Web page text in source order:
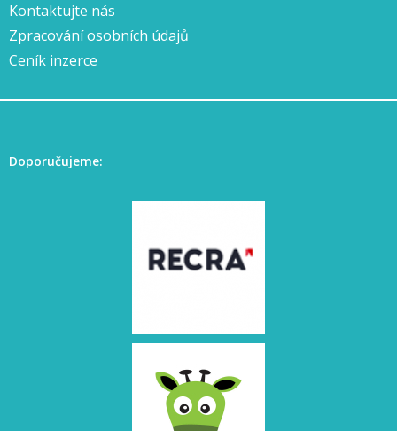
Kontaktujte nás
Zpracování osobních údajů
Ceník inzerce
Doporučujeme: